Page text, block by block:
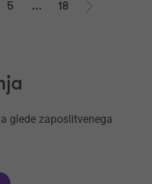
5 ...
18
glede zaposlitvenega